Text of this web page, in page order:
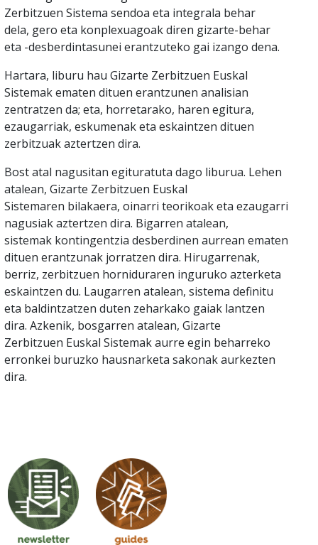
Zerbitzuen Sistema sendoa eta integrala behar
dela, gero eta konplexuagoak diren gizarte-behar
eta -desberdintasunei erantzuteko gai izango dena.
Hartara, liburu hau Gizarte Zerbitzuen Euskal
Sistemak ematen dituen erantzunen analisian
zentratzen da; eta, horretarako, haren egitura,
ezaugarriak, eskumenak eta eskaintzen dituen
zerbitzuak aztertzen dira.
Bost atal nagusitan egituratuta dago liburua. Lehen
atalean, Gizarte Zerbitzuen Euskal
Sistemaren bilakaera, oinarri teorikoak eta ezaugarri
nagusiak aztertzen dira. Bigarren atalean,
sistemak kontingentzia desberdinen aurrean ematen
dituen erantzunak jorratzen dira. Hirugarrenak,
berriz, zerbitzuen horniduraren inguruko azterketa
eskaintzen du. Laugarren atalean, sistema definitu
eta baldintzatzen duten zeharkako gaiak lantzen
dira. Azkenik, bosgarren atalean, Gizarte
Zerbitzuen Euskal Sistemak aurre egin beharreko
erronkei buruzko hausnarketa sakonak aurkezten
dira.